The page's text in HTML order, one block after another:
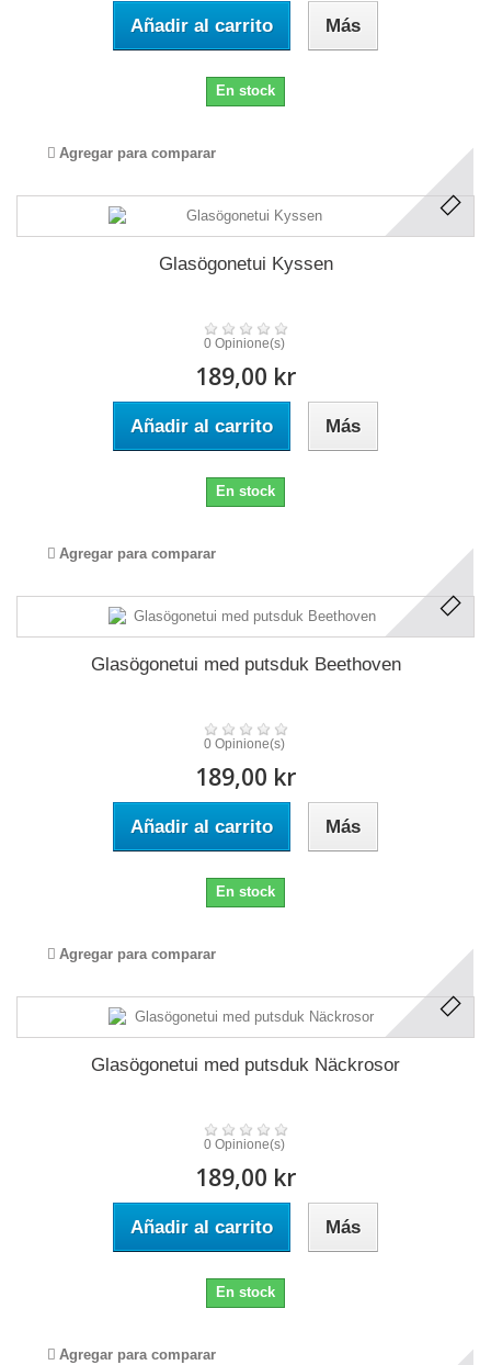
Añadir al carrito Más
En stock
Agregar para comparar
Glasögonetui Kyssen
0 Opinione(s)
189,00 kr
Añadir al carrito Más
En stock
Agregar para comparar
Glasögonetui med putsduk Beethoven
0 Opinione(s)
189,00 kr
Añadir al carrito Más
En stock
Agregar para comparar
Glasögonetui med putsduk Näckrosor
0 Opinione(s)
189,00 kr
Añadir al carrito Más
En stock
Agregar para comparar